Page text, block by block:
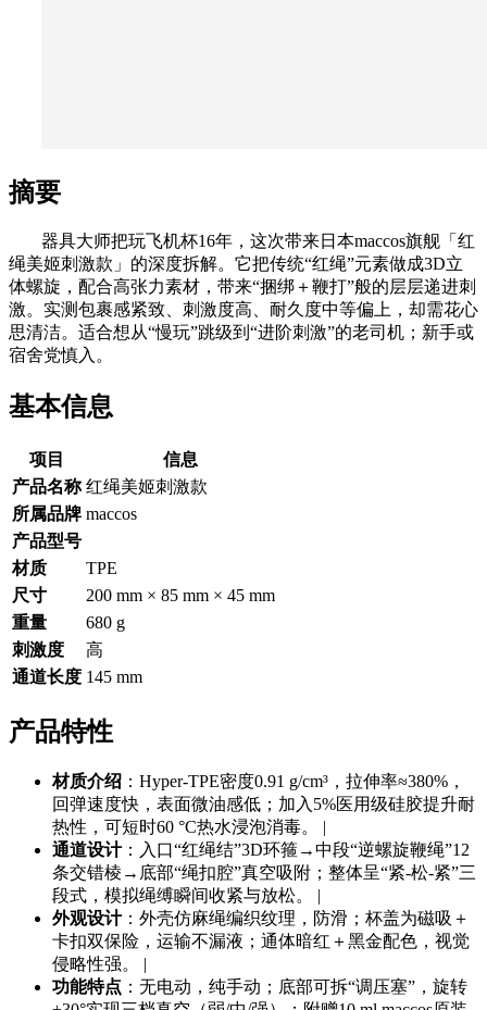
摘要
器具大师把玩飞机杯16年，这次带来日本maccos旗舰「红
绳美姬刺激款」的深度拆解。它把传统“红绳”元素做成3D立
体螺旋，配合高张力素材，带来“捆绑＋鞭打”般的层层递进刺
激。实测包裹感紧致、刺激度高、耐久度中等偏上，却需花心
思清洁。适合想从“慢玩”跳级到“进阶刺激”的老司机；新手或
宿舍党慎入。
基本信息
项目
信息
产品名称 红绳美姬刺激款
所属品牌 maccos
产品型号
材质
TPE
尺寸
200 mm × 85 mm × 45 mm
重量
680 g
刺激度
高
通道长度 145 mm
产品特性
材质介绍 ：Hyper-TPE密度0.91 g/cm³，拉伸率≈380%，
回弹速度快，表面微油感低；加入5%医用级硅胶提升耐
热性，可短时60 °C热水浸泡消毒。 |
通道设计：入口“红绳结”3D环箍→中段“逆螺旋鞭绳”12
条交错棱→底部“绳扣腔”真空吸附；整体呈“紧-松-紧”三
段式，模拟绳缚瞬间收紧与放松。 |
外观设计：外壳仿麻绳编织纹理，防滑；杯盖为磁吸＋
卡扣双保险，运输不漏液；通体暗红＋黑金配色，视觉
侵略性强。 |
功能特点 ：无电动，纯手动；底部可拆“调压塞”，旋转